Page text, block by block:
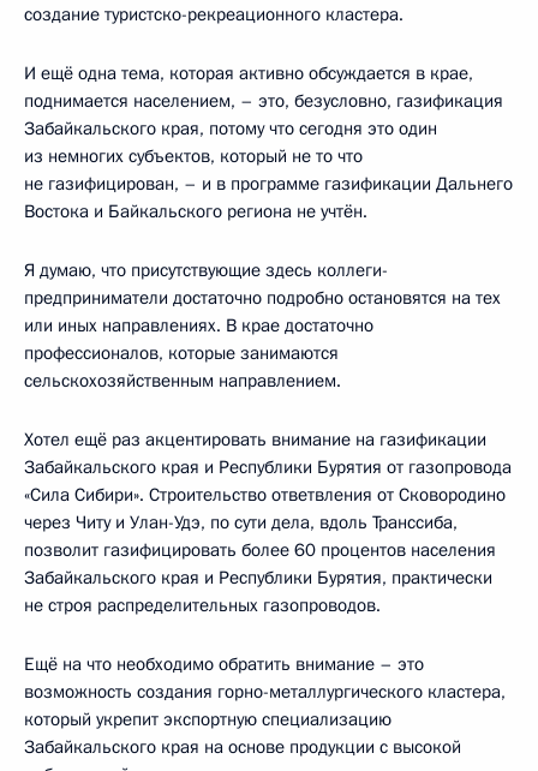
создание туристско-рекреационного кластера.
И ещё одна тема, которая активно обсуждается в крае,
поднимается населением, – это, безусловно, газификация
Забайкальского края, потому что сегодня это один
из немногих субъектов, который не то что
не газифицирован, – и в программе газификации Дальнего
Востока и Байкальского региона не учтён.
Я думаю, что присутствующие здесь коллеги-
предприниматели достаточно подробно остановятся на тех
или иных направлениях. В крае достаточно
профессионалов, которые занимаются
сельскохозяйственным направлением.
Хотел ещё раз акцентировать внимание на газификации
Забайкальского края и Республики Бурятия от газопровода
«Сила Сибири». Строительство ответвления от Сковородино
через Читу и Улан-Удэ, по сути дела, вдоль Транссиба,
позволит газифицировать более 60 процентов населения
Забайкальского края и Республики Бурятия, практически
не строя распределительных газопроводов.
Ещё на что необходимо обратить внимание – это
возможность создания горно-металлургического кластера,
который укрепит экспортную специализацию
Забайкальского края на основе продукции с высокой